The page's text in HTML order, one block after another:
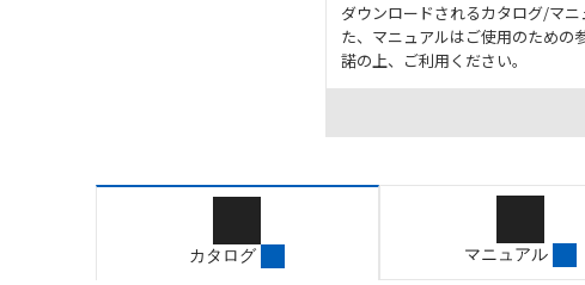
ダウンロードされるカタログ/マ
た、マニュアルはご使用のための
諾の上、ご利用ください。
お客様が本製品を人命や財産
長設計により必要な安全性を
カタログ/マニュアルに記載さ
記載されているサービス内容
カタログ マニュアル